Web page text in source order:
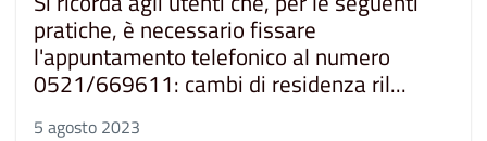
pratiche, è necessario fissare
l'appuntamento telefonico al numero
0521/669611: cambi di residenza ril...
5 agosto 2023